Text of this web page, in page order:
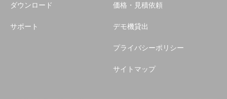
ダウンロード
サポート
価格・見積依頼
デモ機貸出
プライバシーポリシー
サイトマップ